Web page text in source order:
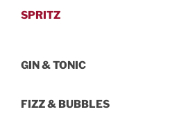
SPRITZ
GIN & TONIC
FIZZ & BUBBLES